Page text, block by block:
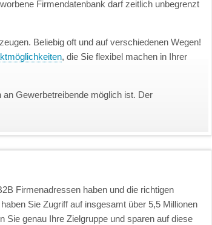
Firmendatenbank darf zeitlich unbegrenzt
Beliebig oft und auf verschiedenen Wegen!
, die Sie flexibel machen in Ihrer
Gewerbetreibende möglich ist. Der
Firmenadressen haben und die richtigen
Sie Zugriff auf insgesamt über 5,5 Millionen
genau Ihre Zielgruppe und sparen auf diese